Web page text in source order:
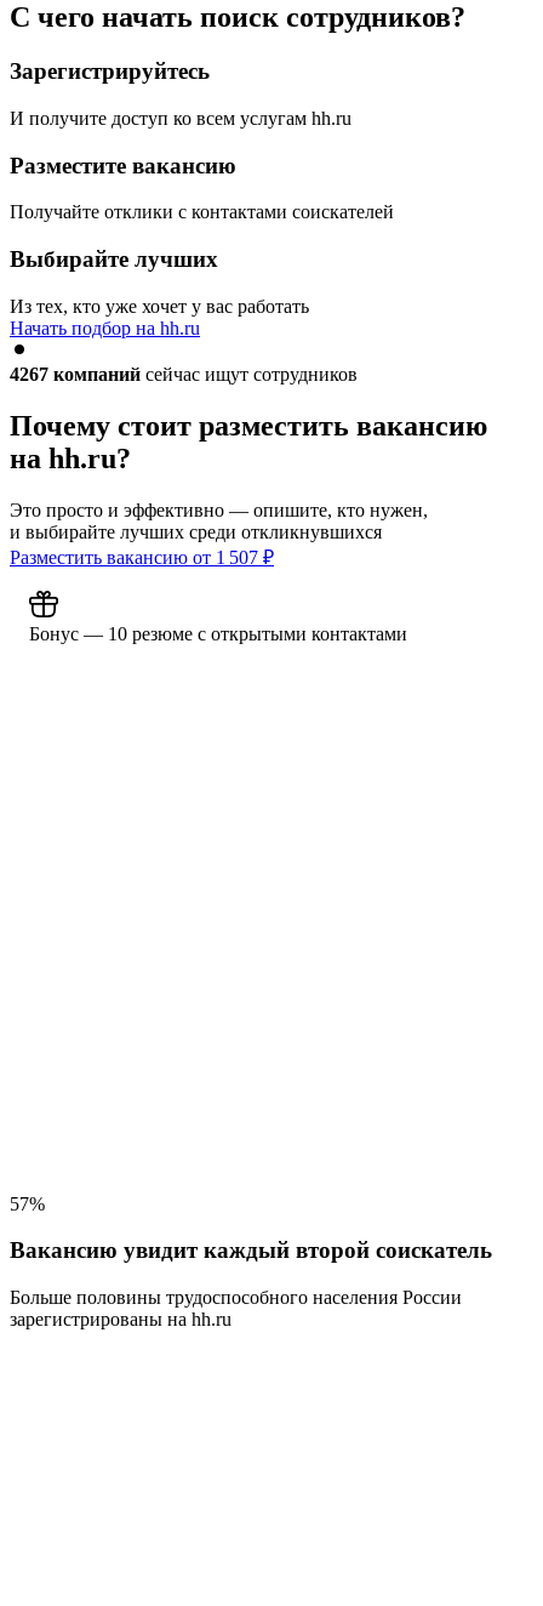
С чего начать поиск сотрудников?
Зарегистрируйтесь
И получите доступ ко всем услугам hh.ru
Разместите вакансию
Получайте отклики с контактами соискателей
Выбирайте лучших
Из тех, кто уже хочет у вас работать
Начать подбор на hh.ru
4267 компаний сейчас ищут сотрудников
Почему стоит разместить вакансию
на hh.ru?
Это просто и эффективно — опишите, кто нужен,
и выбирайте лучших среди откликнувшихся
Разместить вакансию от 1 507 ₽
Бонус — 10 резюме с открытыми контактами
57%
Вакансию увидит каждый второй соискатель
Больше половины трудоспособного населения России
зарегистрированы на hh.ru